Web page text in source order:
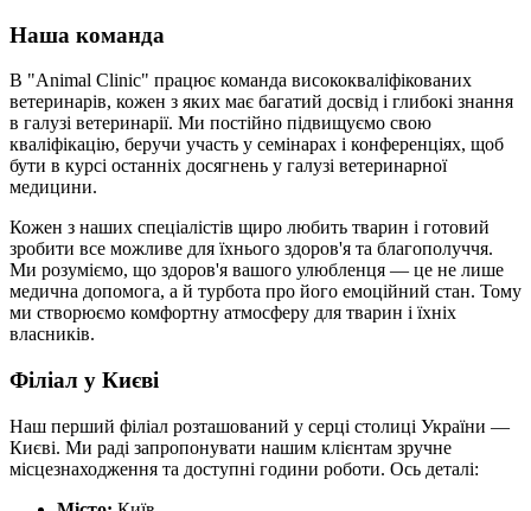
Наша команда
В "Animal Clinic" працює команда висококваліфікованих
ветеринарів, кожен з яких має багатий досвід і глибокі знання
в галузі ветеринарії. Ми постійно підвищуємо свою
кваліфікацію, беручи участь у семінарах і конференціях, щоб
бути в курсі останніх досягнень у галузі ветеринарної
медицини.
Кожен з наших спеціалістів щиро любить тварин і готовий
зробити все можливе для їхнього здоров'я та благополуччя.
Ми розуміємо, що здоров'я вашого улюбленця — це не лише
медична допомога, а й турбота про його емоційний стан. Тому
ми створюємо комфортну атмосферу для тварин і їхніх
власників.
Філіал у Києві
Наш перший філіал розташований у серці столиці України —
Києві. Ми раді запропонувати нашим клієнтам зручне
місцезнаходження та доступні години роботи. Ось деталі: